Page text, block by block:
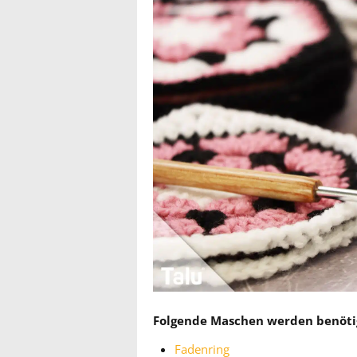
Folgende Maschen werden
Fadenring